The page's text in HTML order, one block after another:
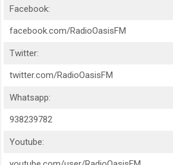
Facebook:
facebook.com/RadioOasisFM
Twitter:
twitter.com/RadioOasisFM
Whatsapp:
938239782
Youtube: